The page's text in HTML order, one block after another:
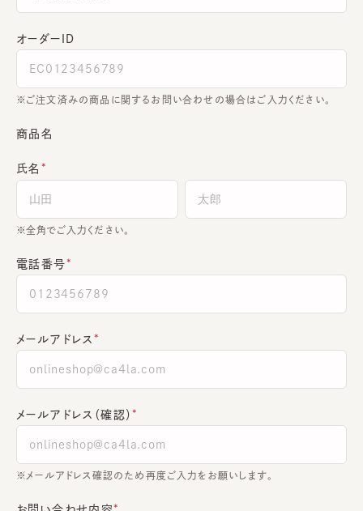
オーダーＩＤ
ご注文済みの商品に関するお問い合わせの場合はご入力ください。
商品名
氏名
全角でご入力ください。
電話番号
メールアドレス
メールアドレス（確認）
※メールアドレス確認のため再度ご入力をお願いします。